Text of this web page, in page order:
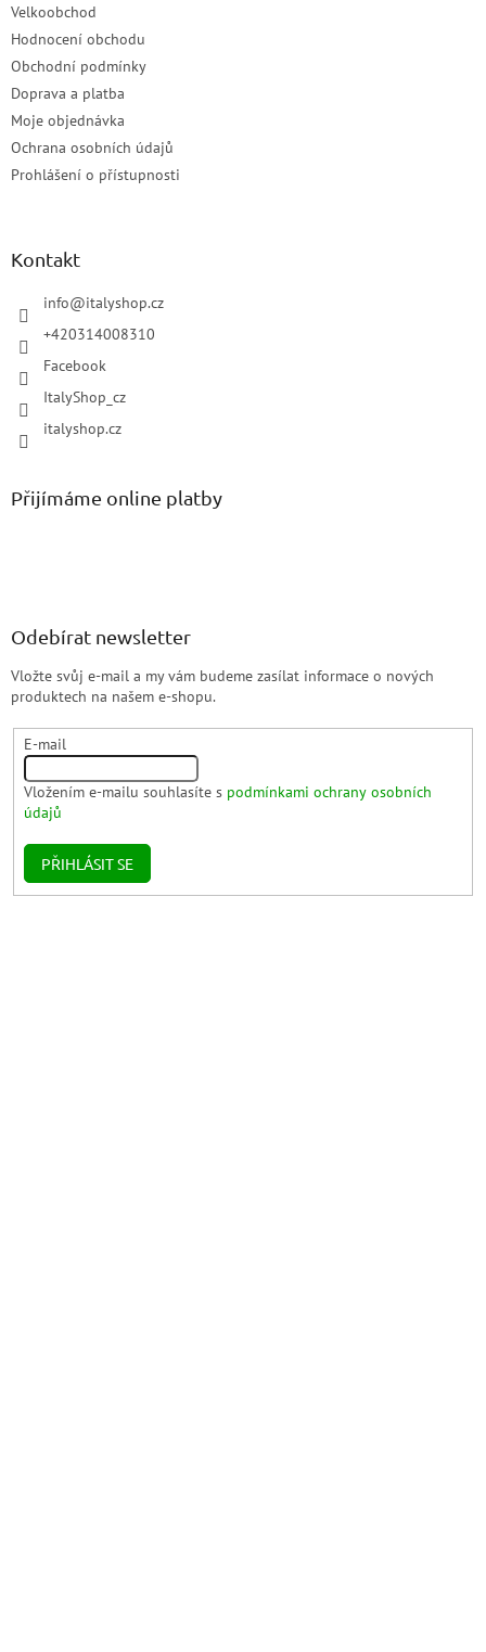
Velkoobchod
Hodnocení obchodu
Obchodní podmínky
Doprava a platba
Moje objednávka
Ochrana osobních údajů
Prohlášení o přístupnosti
Kontakt
info@italyshop.cz
+420314008310
Facebook
ItalyShop_cz
italyshop.cz
Přijímáme online platby
Odebírat newsletter
Vložte svůj e-mail a my vám budeme zasílat informace o nových
produktech na našem e-shopu.
E-mail
Vložením e-mailu souhlasíte s podmínkami ochrany osobních
údajů
PŘIHLÁSIT SE